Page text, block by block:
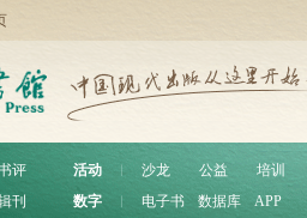
评
刊
活动 沙龙 公益
培训
数字
电子书 数据库 APP